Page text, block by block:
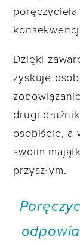
Dzięki
zyskuje
drugi
osobiście, a
swoim
przyszłym.